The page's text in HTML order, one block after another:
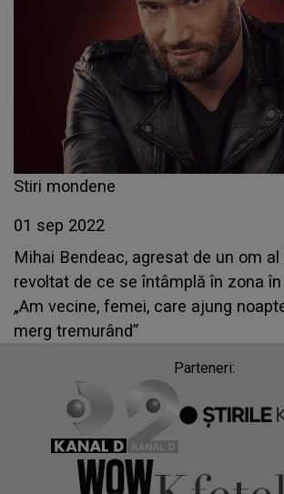
Stiri mondene
01 sep 2022
Mihai Bendeac, agresat de un om
revoltat de ce se întâmplă în zona
„Am vecine, femei, care ajung
merg tremurând”
Parteneri: